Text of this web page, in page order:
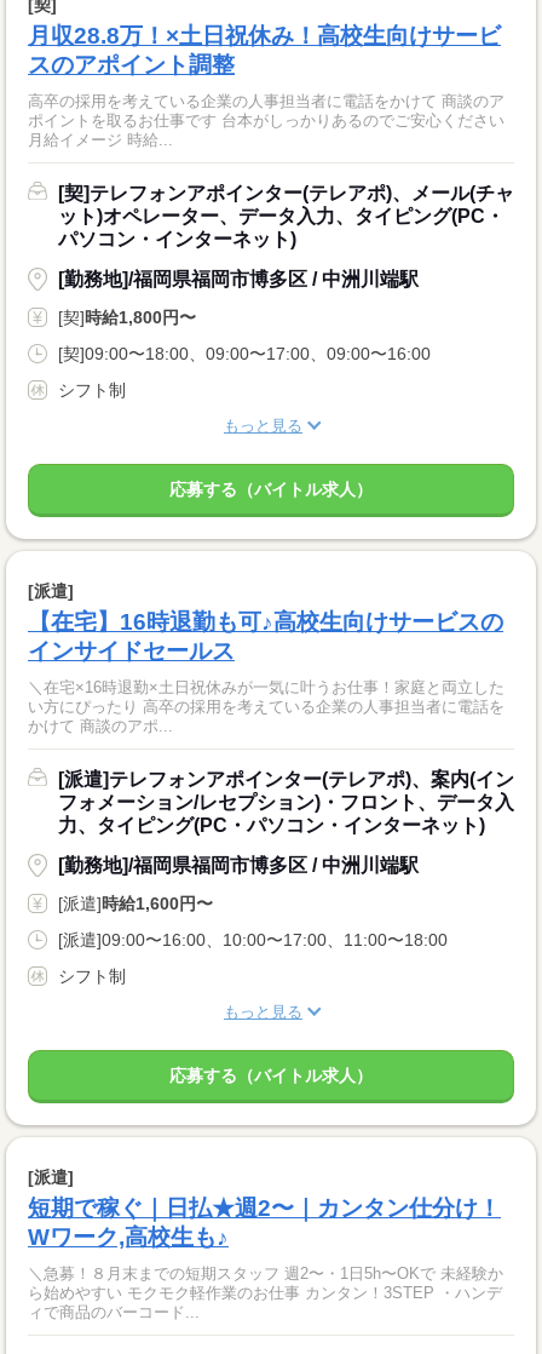
[契]
月収28.8万！×土日祝休み！高校生向けサービ
スのアポイント調整
高卒の採用を考えている企業の人事担当者に電話をかけて 商談のア
ポイントを取るお仕事です 台本がしっかりあるのでご安心ください
月給イメージ 時給...
[契]テレフォンアポインター(テレアポ)、メール(チャ
ット)オペレーター、データ入力、タイピング(PC・
パソコン・インターネット)
[勤務地]/福岡県福岡市博多区 / 中洲川端駅
[契]時給1,800円〜
[契]09:00〜18:00、09:00〜17:00、09:00〜16:00
シフト制
もっと見る
応募する（バイトル求人）
[派遣]
【在宅】16時退勤も可♪高校生向けサービスの
インサイドセールス
＼在宅×16時退勤×土日祝休みが一気に叶うお仕事！家庭と両立した
い方にぴったり 高卒の採用を考えている企業の人事担当者に電話を
かけて 商談のアポ...
[派遣]テレフォンアポインター(テレアポ)、案内(イン
フォメーション/レセプション)・フロント、データ入
力、タイピング(PC・パソコン・インターネット)
[勤務地]/福岡県福岡市博多区 / 中洲川端駅
[派遣]時給1,600円〜
[派遣]09:00〜16:00、10:00〜17:00、11:00〜18:00
シフト制
もっと見る
応募する（バイトル求人）
[派遣]
短期で稼ぐ｜日払★週2〜｜カンタン仕分け！
Wワーク,高校生も♪
＼急募！８月末までの短期スタッフ 週2〜・1日5h〜OKで 未経験か
ら始めやすい モクモク軽作業のお仕事 カンタン！3STEP ・ハンデ
ィで商品のバーコード...